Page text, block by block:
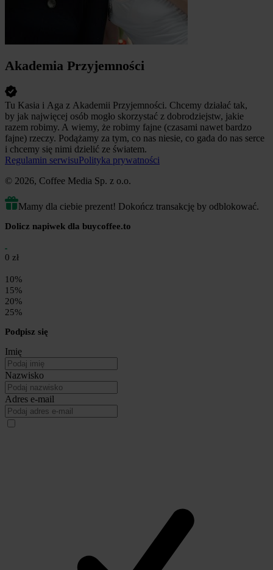
Akademia Przyjemności
Tu Kasia i Aga z Akademii Przyjemności. Chcemy działać tak,
by jak najwięcej osób mogło skorzystać z dobrodziejstw, jakie
razem robimy. A wiemy, że robimy fajne (czasami nawet bardzo
fajne) rzeczy. Podążamy za tym, co nas niesie, co gada do nas serce
i chcemy się nimi dzielić ze światem.
Regulamin serwisuPolityka prywatności
© 2026, Coffee Media Sp. z o.o.
Mamy dla ciebie prezent! Dokończ transakcję by odblokować.
Dolicz napiwek dla buycoffee.to
0 zł
10%
15%
20%
25%
Podpisz się
Imię
Nazwisko
Adres e-mail